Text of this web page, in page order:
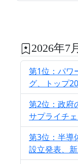
2026年7
第1位：パワ
グ、トップ
第2位：政府
サプライチ
第3位：半導
設立発表、